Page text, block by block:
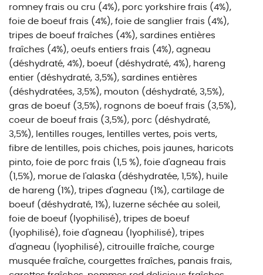
romney frais ou cru (4%), porc yorkshire frais (4%),
foie de boeuf frais (4%), foie de sanglier frais (4%),
tripes de boeuf fraîches (4%), sardines entières
fraîches (4%), oeufs entiers frais (4%), agneau
(déshydraté, 4%), boeuf (déshydraté, 4%), hareng
entier (déshydraté, 3,5%), sardines entières
(déshydratées, 3,5%), mouton (déshydraté, 3,5%),
gras de boeuf (3,5%), rognons de boeuf frais (3,5%),
coeur de boeuf frais (3,5%), porc (déshydraté,
3,5%), lentilles rouges, lentilles vertes, pois verts,
fibre de lentilles, pois chiches, pois jaunes, haricots
pinto, foie de porc frais (1,5 %), foie d'agneau frais
(1,5%), morue de l'alaska (déshydratée, 1,5%), huile
de hareng (1%), tripes d'agneau (1%), cartilage de
boeuf (déshydraté, 1%), luzerne séchée au soleil,
foie de boeuf (lyophilisé), tripes de boeuf
(lyophilisé), foie d'agneau (lyophilisé), tripes
d'agneau (lyophilisé), citrouille fraîche, courge
musquée fraîche, courgettes fraîches, panais frais,